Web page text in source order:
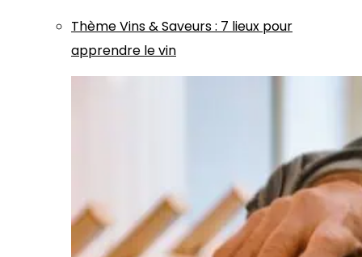
ThèmeVins & Saveurs: 7 lieux pour
apprendre le vin